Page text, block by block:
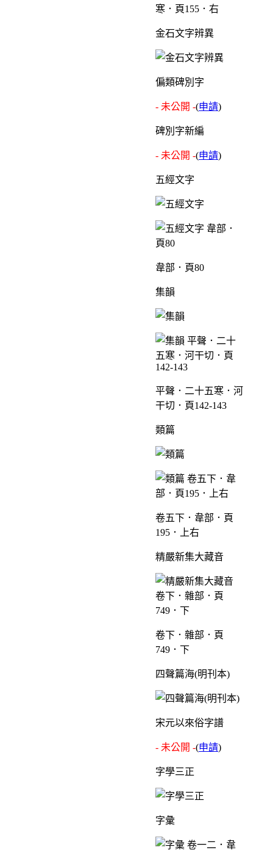
寒．頁155．右
金石文字辨異
偏類碑別字
- 未公開 -(申請)
碑別字新編
- 未公開 -(申請)
五經文字
韋部．頁80
集韻
平聲．二十五寒．河
干切．頁142-143
類篇
卷五下．韋部．頁
195．上右
精嚴新集大藏音
卷下．雜部．頁
749．下
四聲篇海(明刊本)
宋元以來俗字譜
- 未公開 -(申請)
字學三正
字彙